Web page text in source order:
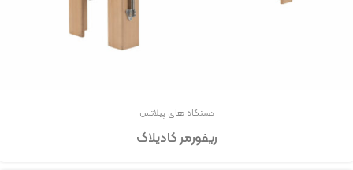
دستگاه های پیلاتس
ریفورمر کادیلاک